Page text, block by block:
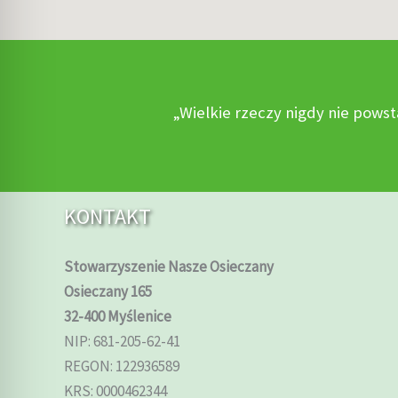
„Wielkie rzeczy nigdy nie
KONTAKT
Stowarzyszenie Nasze Osieczany
Osieczany 165
32-400 Myślenice
NIP: 681-205-62-41
REGON: 122936589
KRS: 0000462344